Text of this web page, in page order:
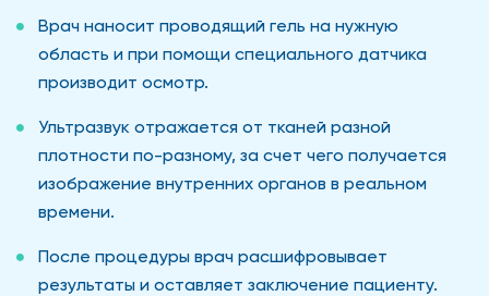
Врач наносит проводящий гель на нужную
область и при помощи специального датчика
производит осмотр.
Ультразвук отражается от тканей разной
плотности по-разному, за счет чего получается
изображение внутренних органов в реальном
времени.
После процедуры врач расшифровывает
результаты и оставляет заключение пациенту.